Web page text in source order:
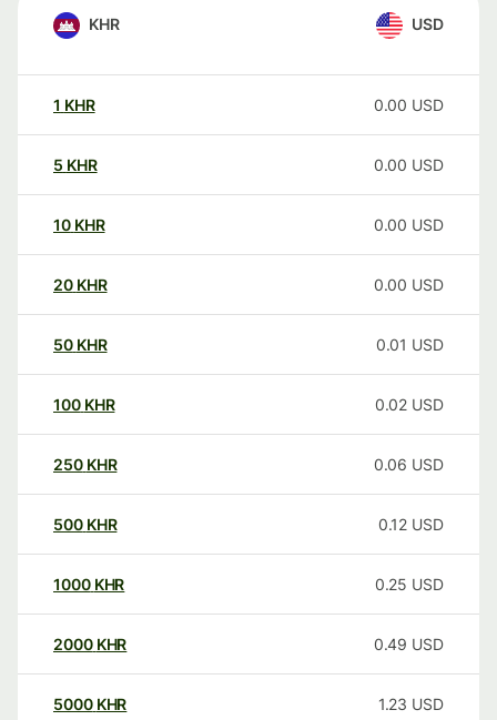
KHR USD
1 KHR 0.00 USD
5 KHR 0.00 USD
10 KHR 0.00 USD
20 KHR 0.00 USD
50 KHR 0.01 USD
100 KHR 0.02 USD
250 KHR 0.06 USD
500 KHR 0.12 USD
1000 KHR 0.25 USD
2000 KHR 0.49 USD
5000 KHR 1.23 USD